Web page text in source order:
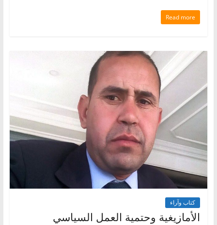
Read more
كتاب وآراء
الأمازيغية وحتمية العمل السياسي